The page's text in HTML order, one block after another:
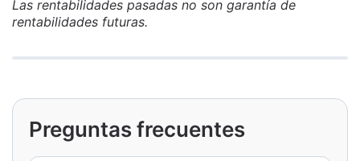
Las rentabilidades pasadas no son garantía de
rentabilidades futuras.
Preguntas frecuentes